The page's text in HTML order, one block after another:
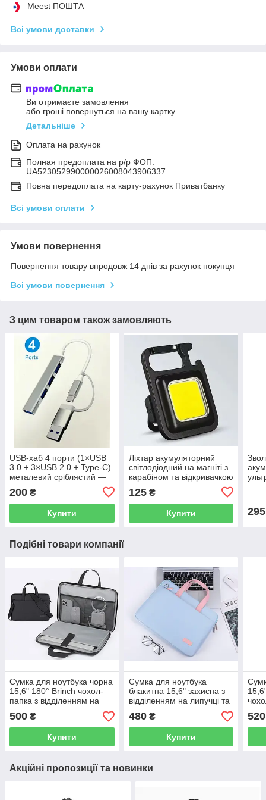
Meest ПОШТА
Всі умови доставки
Умови оплати
Ви отримаєте замовлення
або гроші повернуться на вашу картку
Детальніше
Оплата на рахунок
Полная предоплата на р/р ФОП:
UA523052990000026008043906337
Повна передоплата на карту-рахунок Приватбанку
Всі умови оплати
Умови повернення
Повернення товару впродовж 14 днів за рахунок покупця
Всі умови повернення
З цим товаром також замовляють
USB-хаб 4 порти (1×USB
3.0 + 3×USB 2.0 + Type-C)
металевий сріблястий —
200 ₴
Купити
Ліхтар акумуляторний
світлодіодний на магніті з
карабіном та відкривачкою
компактний
125₴
Купити 295
Подібні товари компанії
Сумка для ноутбука чорна
15,6" 180° Brinch чохол-
папка з відділенням на
липучці для нотбуку 15.6
дюйма Чорний з кішенями
500 ₴
Купити
Сумка для ноутбука
блакитна 15,6" захисна з
відділенням на липучці та
кишенею для аксесуарів
на ремені
480₴
Купити
на
520
Акційні пропозиції та новинки